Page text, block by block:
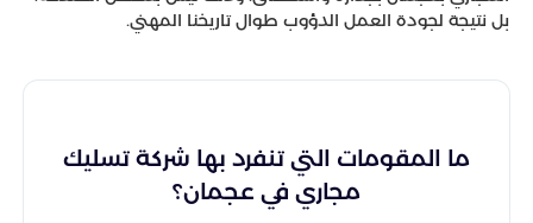
بل نتيجة لجودة العمل الدؤوب طوال تاريخنا المهني.
ما المقومات التي تنفرد بها شركة تسليك
مجاري في عجمان؟